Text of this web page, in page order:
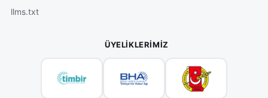
llms.txt
ÜYELIKLERIMIZ